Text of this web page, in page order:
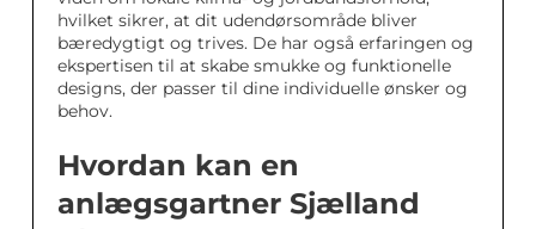
hvilket sikrer, at dit udendørsområde bliver
bæredygtigt og trives. De har også erfaringen og
ekspertisen til at skabe smukke og funktionelle
designs, der passer til dine individuelle ønsker og
behov.
Hvordan kan en
anlægsgartner Sjælland